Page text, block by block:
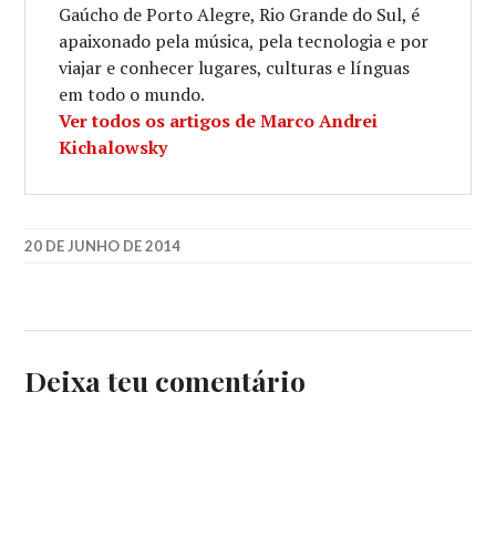
Gaúcho de Porto Alegre, Rio Grande do Sul, é
apaixonado pela música, pela tecnologia e por
viajar e conhecer lugares, culturas e línguas
em todo o mundo.
Ver todos os artigos de Marco Andrei
Kichalowsky
20 DE JUNHO DE 2014
Deixa teu comentário